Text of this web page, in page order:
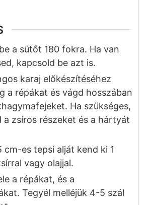
a sütőt 180 fokra. Ha van
kapcsold be azt is.
karaj előkészítéséhez
a répákat és vágd hosszában
Ha szükséges,
a zsíros részeket és a hártyát
cm-es tepsi alját kend ki 1
vagy olajjal.
a répákat, és a
Tegyél melléjük 4-5 szál